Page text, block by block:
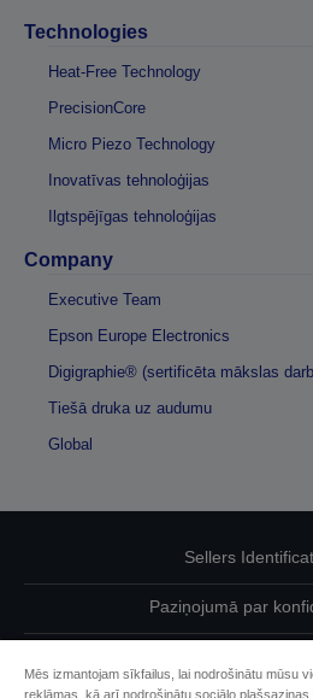
Technologies
Heat-Free Technology
PrecisionCore
Micro Piezo Technology
Inovatīvas tehnoloģijas
Ilgtspējīgas tehnoloģijas
Company
Executive Team
Epson Europe Electronics
Digigraphie® (sertificēta mākslas
Tiešā druka uz audumu
Global
Sellers
Paziņojumā par
Mēs izmantojam sīkfailus, lai nodrošinātu mūsu
reklāmas, kā arī nodrošinātu sociālo